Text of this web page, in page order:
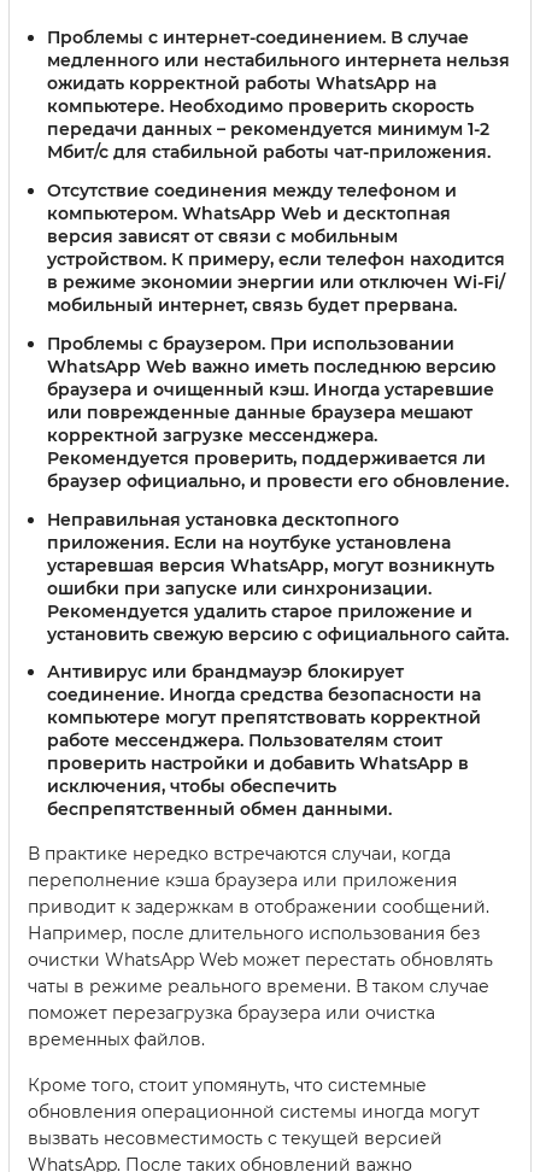
Проблемы с интернет-соединением. В случае
медленного или нестабильного интернета нельзя
ожидать корректной работы WhatsApp на
компьютере. Необходимо проверить скорость
передачи данных – рекомендуется минимум 1-2
Мбит/с для стабильной работы чат-приложения.
Отсутствие соединения между телефоном и
компьютером. WhatsApp Web и десктопная
версия зависят от связи с мобильным
устройством. К примеру, если телефон находится
в режиме экономии энергии или отключен Wi-Fi/
мобильный интернет, связь будет прервана.
Проблемы с браузером. При использовании
WhatsApp Web важно иметь последнюю версию
браузера и очищенный кэш. Иногда устаревшие
или поврежденные данные браузера мешают
корректной загрузке мессенджера.
Рекомендуется проверить, поддерживается ли
браузер официально, и провести его обновление.
Неправильная установка десктопного
приложения. Если на ноутбуке установлена
устаревшая версия WhatsApp, могут возникнуть
ошибки при запуске или синхронизации.
Рекомендуется удалить старое приложение и
установить свежую версию с официального сайта.
Антивирус или брандмауэр блокирует
соединение. Иногда средства безопасности на
компьютере могут препятствовать корректной
работе мессенджера. Пользователям стоит
проверить настройки и добавить WhatsApp в
исключения, чтобы обеспечить
беспрепятственный обмен данными.
В практике нередко встречаются случаи, когда
переполнение кэша браузера или приложения
приводит к задержкам в отображении сообщений.
Например, после длительного использования без
очистки WhatsApp Web может перестать обновлять
чаты в режиме реального времени. В таком случае
поможет перезагрузка браузера или очистка
временных файлов.
Кроме того, стоит упомянуть, что системные
обновления операционной системы иногда могут
вызвать несовместимость с текущей версией
WhatsApp. После таких обновлений важно